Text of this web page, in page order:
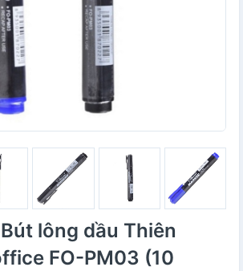
lông dầu Thiên
FO-PM03 (10